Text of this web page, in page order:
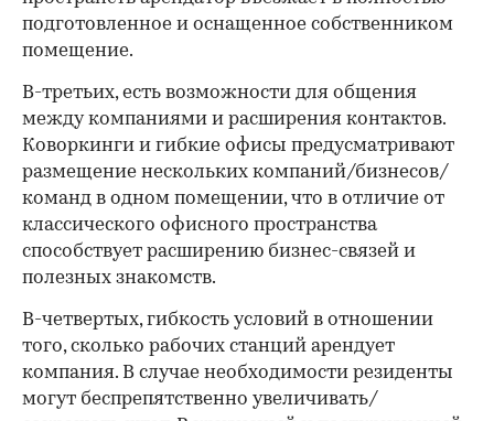
подготовленное и оснащенное собственником
помещение.
В-третьих, есть возможности для общения
между компаниями и расширения контактов.
Коворкинги и гибкие офисы предусматривают
размещение нескольких компаний/бизнесов/
команд в одном помещении, что в отличие от
классического офисного пространства
способствует расширению бизнес-связей и
полезных знакомств.
В-четвертых, гибкость условий в отношении
того, сколько рабочих станций арендует
компания. В случае необходимости резиденты
могут беспрепятственно увеличивать/